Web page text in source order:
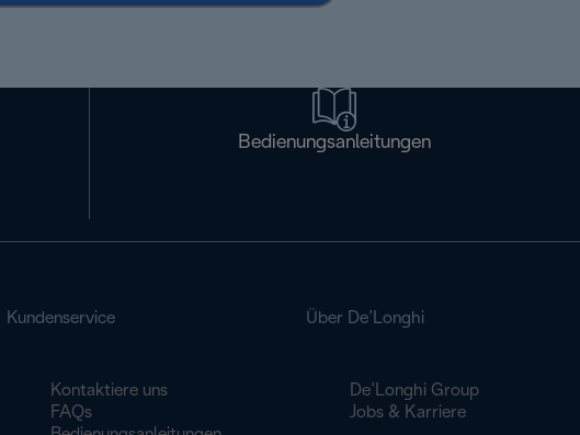
Bedienungsanleitungen
Kundenservice
Kontaktiere uns
FAQs
Über De’Longhi
De’Longhi Group
Jobs & Karriere